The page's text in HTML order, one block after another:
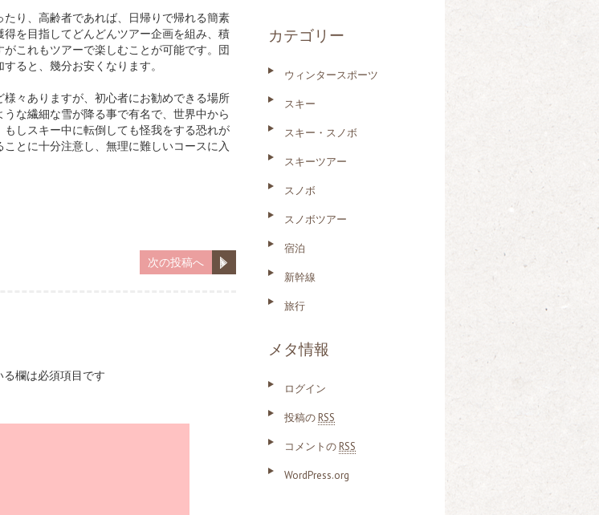
り、高齢者であれば、日帰りで帰れる簡素
を目指してどんどんツアー企画を組み、積
これもツアーで楽しむことが可能です。団
ると、幾分お安くなります。
々ありますが、初心者にお勧めできる場所
な繊細な雪が降る事で有名で、世界中から
しスキー中に転倒しても怪我をする恐れが
とに十分注意し、無理に難しいコースに入
次の投稿へ
る欄は必須項目です
カテゴリー
ウィンタースポーツ
スキー
スキー・スノボ
スキーツアー
スノボ
スノボツアー
宿泊
新幹線
旅行
メタ情報
ログイン
投稿のRSS
コメントのRSS
WordPress.org